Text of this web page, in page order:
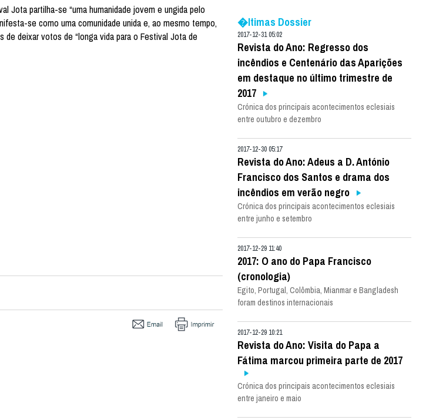
Jota partilha-se “uma humanidade jovem e ungida pelo
se como uma comunidade unida e, ao mesmo tempo,
de deixar votos de “longa vida para o Festival Jota de
�ltimas Dossier
2017-12-31 05:02
Revista do Ano: Regresso dos
incêndios e Centenário das Aparições
em destaque no último trimestre de
2017
Crónica dos principais acontecimentos eclesiais
entre outubro e dezembro
2017-12-30 05:17
Revista do Ano: Adeus a D. António
Francisco dos Santos e drama dos
incêndios em verão negro
Crónica dos principais acontecimentos eclesiais
entre junho e setembro
2017-12-29 11:40
2017: O ano do Papa Francisco
(cronologia)
Egito, Portugal, Colômbia, Mianmar e Bangladesh
foram destinos internacionais
2017-12-29 10:21
Revista do Ano: Visita do Papa a
Fátima marcou primeira parte de 2017
Crónica dos principais acontecimentos eclesiais
entre janeiro e maio